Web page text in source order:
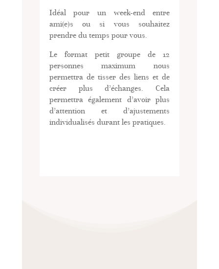
Idéal pour un week-end entre
ami(e)s ou si vous souhaitez
prendre du temps pour vous.
Le format petit groupe de 12
personnes maximum nous
permettra de tisser des liens et de
créer plus d’échanges. Cela
permettra également d’avoir plus
d’attention et d’ajustements
individualisés durant les pratiques.